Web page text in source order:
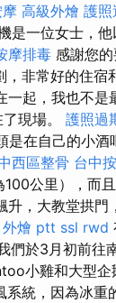
高級外燴 護照
是一位女士，
摩排毒 感謝您
，非常好的住宿
起，我也不
現場。 護照過
是在自己的小酒
西區整骨 台中
公里），而
，大教堂拱門
外燴 ptt ssl rwd
們於3月初前往
小雞和大型企
系統，因為冰重